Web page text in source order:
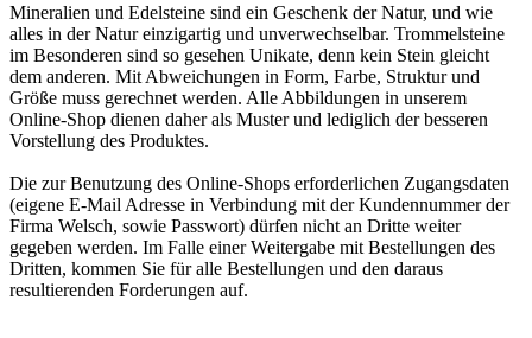
Mineralien und Edelsteine sind ein Geschenk der Natur, und wie
alles in der Natur einzigartig und unverwechselbar. Trommelsteine
im Besonderen sind so gesehen Unikate, denn kein Stein gleicht
dem anderen. Mit Abweichungen in Form, Farbe, Struktur und
Größe muss gerechnet werden. Alle Abbildungen in unserem
Online-Shop dienen daher als Muster und lediglich der besseren
Vorstellung des Produktes.
Die zur Benutzung des Online-Shops erforderlichen Zugangsdaten
(eigene E-Mail Adresse in Verbindung mit der Kundennummer der
Firma Welsch, sowie Passwort) dürfen nicht an Dritte weiter
gegeben werden. Im Falle einer Weitergabe mit Bestellungen des
Dritten, kommen Sie für alle Bestellungen und den daraus
resultierenden Forderungen auf.